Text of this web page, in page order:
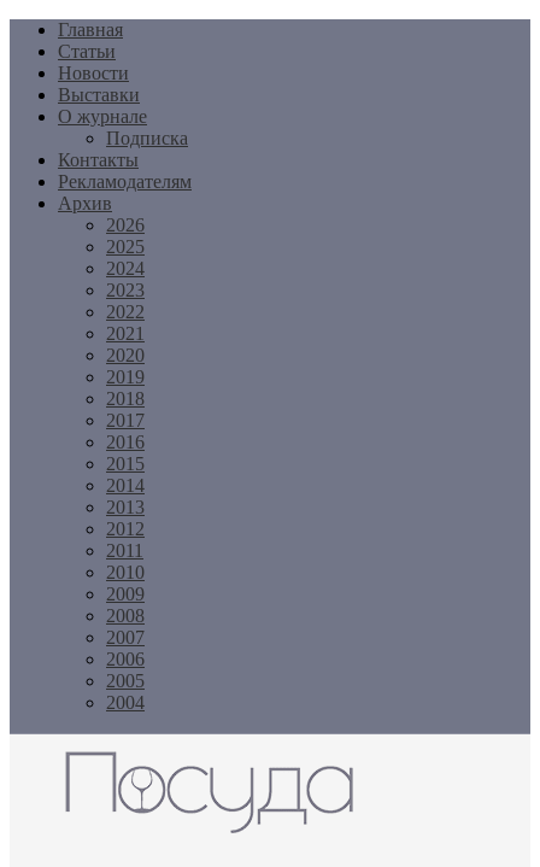
Перейти
содержимому
Главная
Статьи
Новости
Выставки
О журнале
Подписка
Контакты
Рекламодателям
Архив
2026
2025
2024
2023
2022
2021
2020
2019
2018
2017
2016
2015
2014
2013
2012
2011
2010
2009
2008
2007
2006
2005
2004